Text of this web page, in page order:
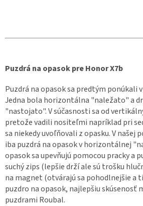
Puzdrá na opasok pre Honor X7b
Puzdrá na opasok sa predtým ponúkali
Jedna bola horizontálna "naležato" a
"nastojato". V súčasnosti sa od
pretože vadili nositeľmi napríklad pri
sa niekedy uvoľňovali z opasku. V našej
iba puzdrá na opasok v horizontálnej
opasok sa upevňujú pomocou pracky a
suchý zips (lepšie drží ale sú trošku
na magnet (otvárajú sa pohodlnejšie a
puzdro na opasok, najlepšiu skúsenosť
puzdrami Roubal.